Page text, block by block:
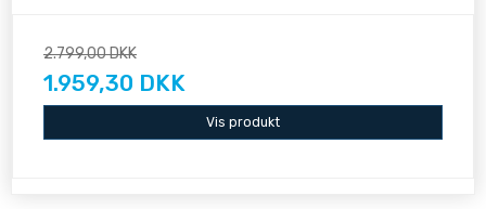
2.799,00 DKK
1.959,30 DKK
Vis produkt